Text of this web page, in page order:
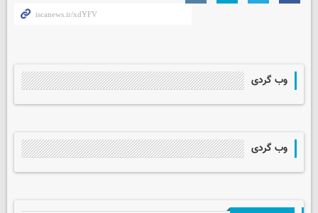
وب گردی
وب گردی